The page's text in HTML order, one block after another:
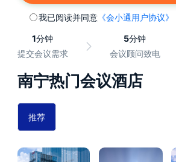
我已阅读并同意《会小通用户协议》
1分钟
提交会议需求
5分钟
会议顾问致电
南宁热门会议酒店
推荐